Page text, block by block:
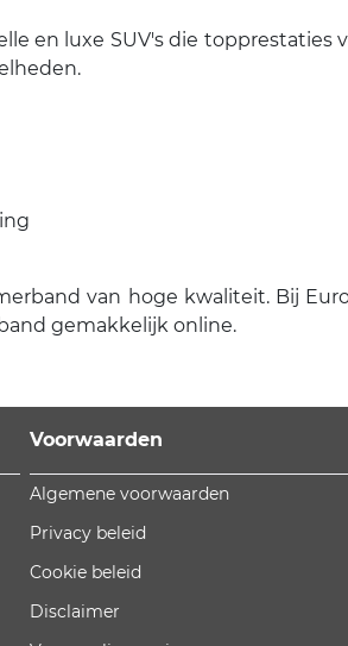
en luxe SUV's die topprestaties
van hoge kwaliteit. Bij
gemakkelijk online.
Voorwaarden
Algemene voorwaarden
Privacy beleid
Cookie beleid
Disclaimer